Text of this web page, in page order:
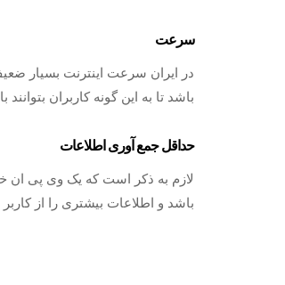
سرعت
در ایران سرعت اینترنت بسیار
باشد تا به این گونه کاربران
حداقل جمع آوری اطلاعات
لازم به ذکر است که یک وی پی ان
باشد و اطلاعات بیشتری را از